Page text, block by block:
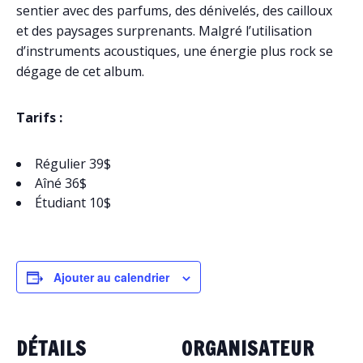
sentier avec des parfums, des dénivelés, des cailloux
et des paysages surprenants. Malgré l’utilisation
d’instruments acoustiques, une énergie plus rock se
dégage de cet album.
Tarifs :
Régulier 39$
Aîné 36$
Étudiant 10$
Ajouter au calendrier
DÉTAILS ORGANISATEUR